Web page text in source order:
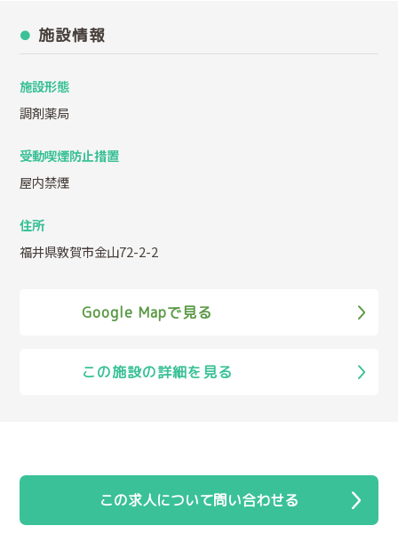
施設情報
施設形態
調剤薬局
受動喫煙防止措置
屋内禁煙
住所
福井県敦賀市金山72-2-2
Google Mapで見る
この施設の詳細を見る
この求人について問い合わせる